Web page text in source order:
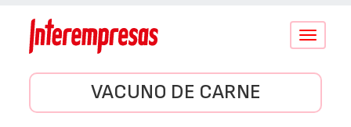
Conmutar
VACUNO DE CARNE